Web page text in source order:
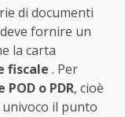
di documenti
fornire un
la carta
fiscale . Per
POD o PDR, cioè
il punto